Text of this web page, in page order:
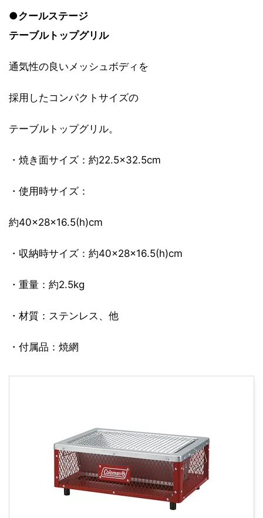
●クールステージ
テーブルトップグリル
通気性の良いメッシュボディを
採用したコンパクトサイズの
テーブルトップグリル。
・焼き面サイズ：約22.5×32.5cm
・使用時サイズ：
約40×28×16.5(h)cm
・収納時サイズ：約40×28×16.5(h)cm
・重量：約2.5kg
・材質：ステンレス、他
・付属品：焼網